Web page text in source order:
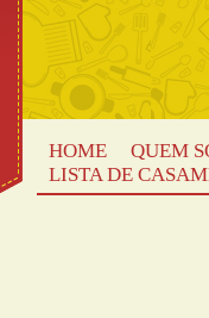
HOME QUEM
LISTA DE